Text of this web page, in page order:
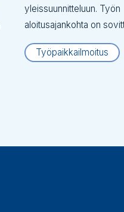
yleissuunnitteluun. Työn
aloitusajankohta on
Työpaikkailmoitus